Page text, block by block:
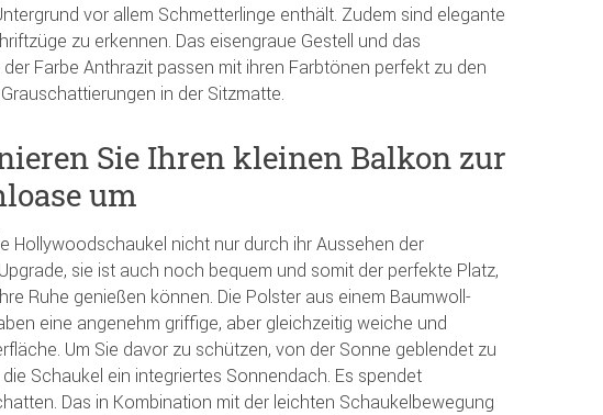
vor allem Schmetterlinge enthält. Zudem sind elegante
zu erkennen. Das eisengraue Gestell und das
Farbe Anthrazit passen mit ihren Farbtönen perfekt zu den
in der Sitzmatte.
Sie Ihren kleinen Balkon zur
um
Hollywoodschaukel nicht nur durch ihr Aussehen der
sie ist auch noch bequem und somit der perfekte Platz,
Ruhe genießen können. Die Polster aus einem Baumwoll-
eine angenehm griffige, aber gleichzeitig weiche und
Um Sie davor zu schützen, von der Sonne geblendet zu
Schaukel ein integriertes Sonnendach. Es spendet
Das in Kombination mit der leichten Schaukelbewegung